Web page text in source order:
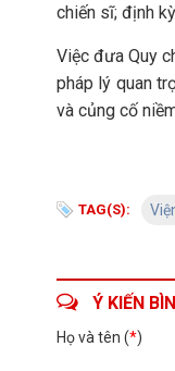
chiến sĩ; định
Việc đưa Quy
pháp lý quan
và củng cố
TAG(S):
Ý KIẾN
Họ và tên (*)